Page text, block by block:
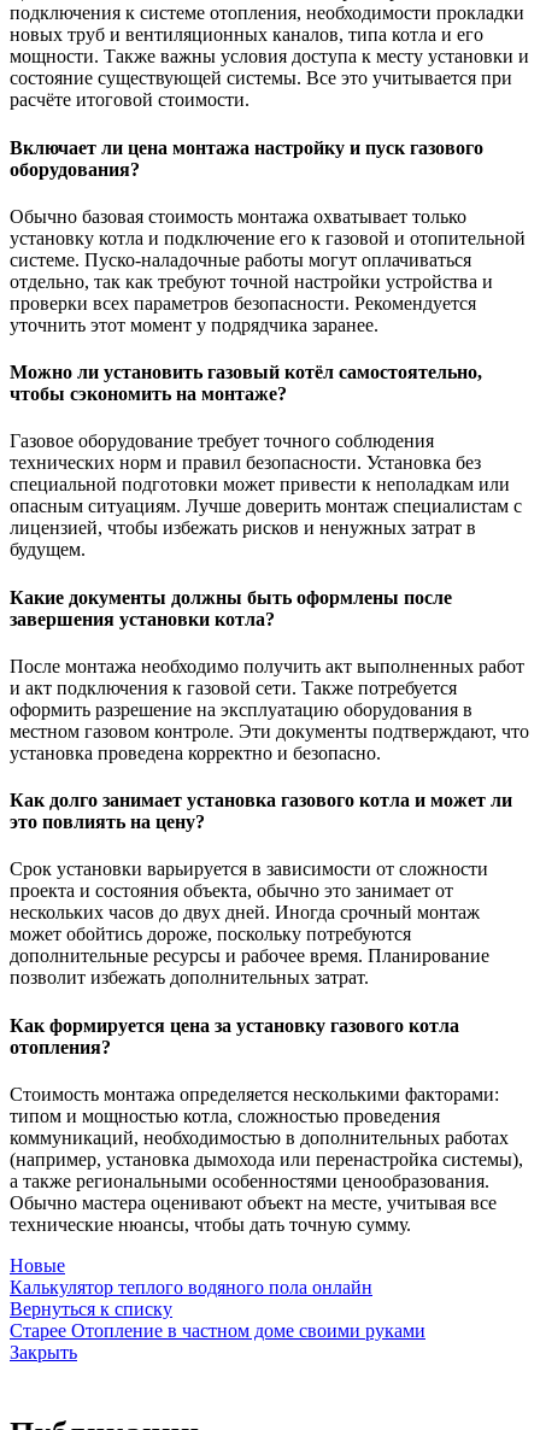
подключения к системе отопления, необходимости прокладки
новых труб и вентиляционных каналов, типа котла и его
мощности. Также важны условия доступа к месту установки и
состояние существующей системы. Все это учитывается при
расчёте итоговой стоимости.
Включает ли цена монтажа настройку и пуск газового
оборудования?
Обычно базовая стоимость монтажа охватывает только
установку котла и подключение его к газовой и отопительной
системе. Пуско-наладочные работы могут оплачиваться
отдельно, так как требуют точной настройки устройства и
проверки всех параметров безопасности. Рекомендуется
уточнить этот момент у подрядчика заранее.
Можно ли установить газовый котёл самостоятельно,
чтобы сэкономить на монтаже?
Газовое оборудование требует точного соблюдения
технических норм и правил безопасности. Установка без
специальной подготовки может привести к неполадкам или
опасным ситуациям. Лучше доверить монтаж специалистам с
лицензией, чтобы избежать рисков и ненужных затрат в
будущем.
Какие документы должны быть оформлены после
завершения установки котла?
После монтажа необходимо получить акт выполненных работ
и акт подключения к газовой сети. Также потребуется
оформить разрешение на эксплуатацию оборудования в
местном газовом контроле. Эти документы подтверждают, что
установка проведена корректно и безопасно.
Как долго занимает установка газового котла и может ли
это повлиять на цену?
Срок установки варьируется в зависимости от сложности
проекта и состояния объекта, обычно это занимает от
нескольких часов до двух дней. Иногда срочный монтаж
может обойтись дороже, поскольку потребуются
дополнительные ресурсы и рабочее время. Планирование
позволит избежать дополнительных затрат.
Как формируется цена за установку газового котла
отопления?
Стоимость монтажа определяется несколькими факторами:
типом и мощностью котла, сложностью проведения
коммуникаций, необходимостью в дополнительных работах
(например, установка дымохода или перенастройка системы),
а также региональными особенностями ценообразования.
Обычно мастера оценивают объект на месте, учитывая все
технические нюансы, чтобы дать точную сумму.
Новые
Калькулятор теплого водяного пола онлайн
Вернуться к списку
Старее Отопление в частном доме своими руками
Закрыть